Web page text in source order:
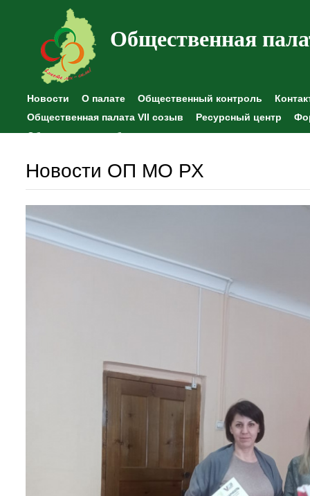
Общественная
Новости О палате Общественный контроль
Общественная палата VII созыв
Ресурсный центр
Общественные наблюдения
Новости ОП МО РХ